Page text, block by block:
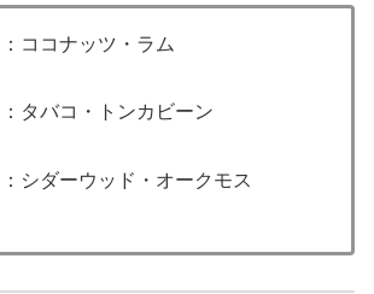
ココナッツ・ラム
タバコ・トンカビーン
シダーウッド・オークモス